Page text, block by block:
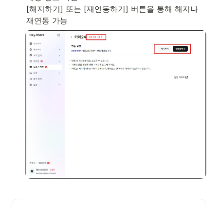
[해지하기] 또는 [재연동하기] 버튼을 통해 해지나
재연동 가능